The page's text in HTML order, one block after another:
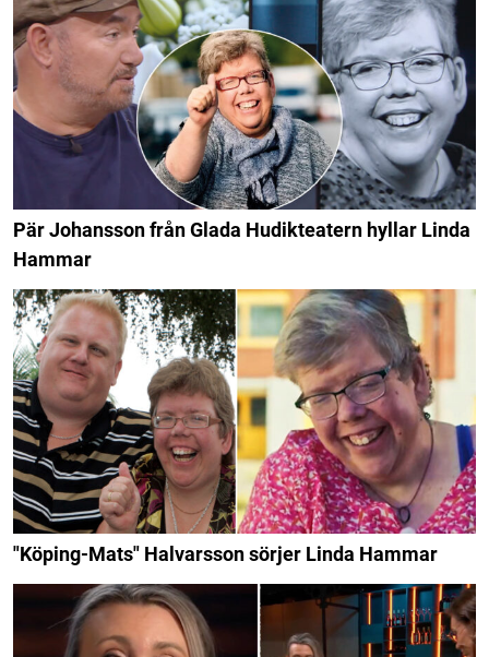
Pär Johansson från Glada Hudikteatern hyllar Linda
Hammar
"Köping-Mats" Halvarsson sörjer Linda Hammar